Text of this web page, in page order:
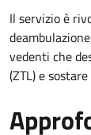
Il servizio è
vedenti che
(ZTL) e